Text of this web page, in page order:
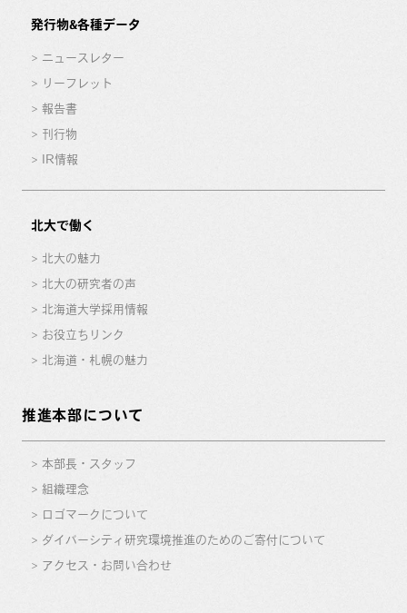
発行物&各種データ
ニュースレター
リーフレット
報告書
刊行物
IR情報
北大で働く
北大の魅力
北大の研究者の声
北海道大学採用情報
お役立ちリンク
北海道・札幌の魅力
推進本部について
本部長・スタッフ
組織理念
ロゴマークについて
ダイバーシティ研究環境推進のためのご寄付について
アクセス・お問い合わせ